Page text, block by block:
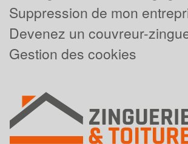
Suppression de mon
Devenez un couvreur-
Gestion des cookies